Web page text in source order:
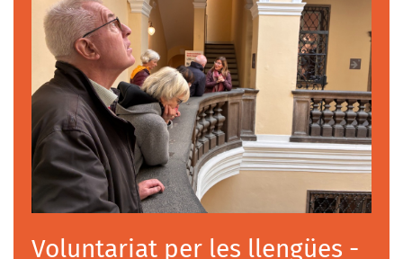
Voluntariat per les llengües -